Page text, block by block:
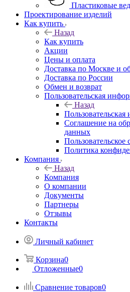
Пластиковые
Проектирование изделий
Как купить
Назад
Как купить
Акции
Цены и оплата
Доставка по Москве и
Доставка по России
Обмен и возврат
Пользовательская
Назад
Соглашение на
данных
Пользовательское
Политика
Компания
Назад
Компания
О компании
Документы
Партнеры
Отзывы
Контакты
Личный кабинет
Корзина0
Отложенные0
Сравнение товаров0